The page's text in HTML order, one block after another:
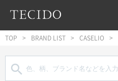
フッターへジャンプ
TOP BRAND LIST CASELIO
